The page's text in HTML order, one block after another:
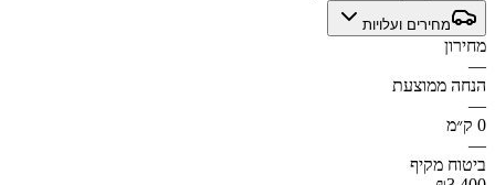
מחירים ועלויות
מחירון
—
הנחה ממוצעת
—
0 ק״מ
—
ביטוח מקיף